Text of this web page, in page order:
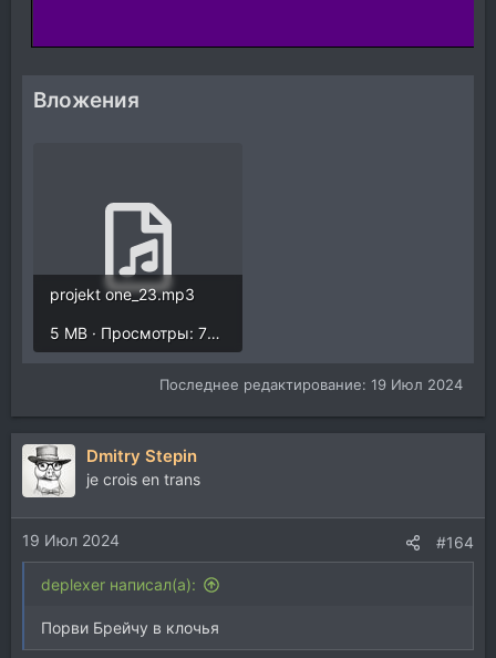
Вложения
projekt one_23.mp3
5 MB · Просмотры: 703
Последнее редактирование: 19 Июл 2024
Dmitry Stepin
je crois en trans
19 Июл 2024 #164
deplexer написал(а):
Порви Брейчу в клочья